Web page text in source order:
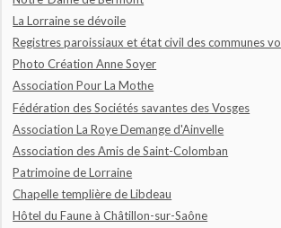
La Lorraine se dévoile
Registres paroissiaux et état civil des communes
Photo Création Anne Soyer
Association Pour La Mothe
Fédération des Sociétés savantes des Vosges
Association La Roye Demange d'Ainvelle
Association des Amis de Saint-Colomban
Patrimoine de Lorraine
Chapelle templière de Libdeau
Hôtel du Faune à Châtillon-sur-Saône